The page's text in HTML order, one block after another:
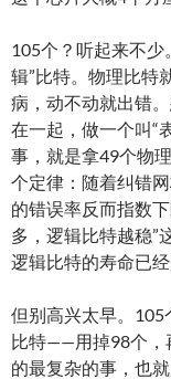
105个？听起来不少
辑”比特。物理比特
病，动不动就出错
在一起，做一个叫“
事，就是拿49个物
个定律：随着纠错
的错误率反而指数
多，逻辑比特越稳”
逻辑比特的寿命已
但别高兴太早。
比特——用掉98个，
的最复杂的事，也